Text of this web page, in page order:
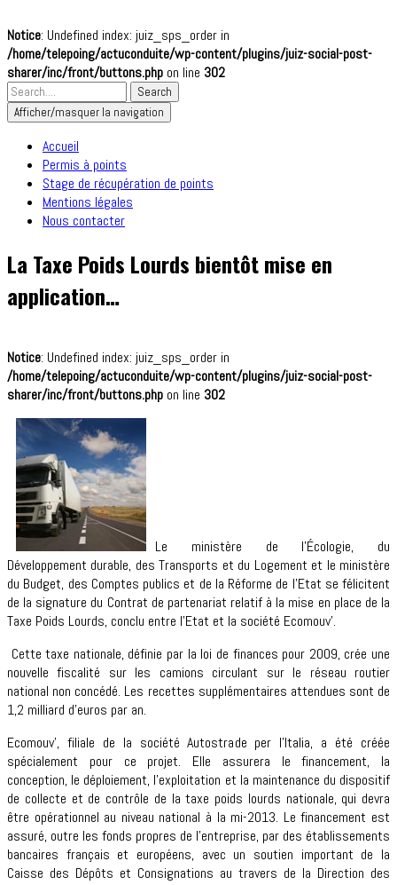
Notice: Undefined index: juiz_sps_order in
/home/telepoing/actuconduite/wp-content/plugins/juiz-social-post-
sharer/inc/front/buttons.php on line 302
Afficher/masquer la navigation
Accueil
Permis à points
Stage de récupération de points
Mentions légales
Nous contacter
La Taxe Poids Lourds bientôt mise en
application…
Notice: Undefined index: juiz_sps_order in
/home/telepoing/actuconduite/wp-content/plugins/juiz-social-post-
sharer/inc/front/buttons.php on line 302
Le ministère de l’Écologie, du
Développement durable, des Transports et du Logement et le ministère
du Budget, des Comptes publics et de la Réforme de l’Etat se félicitent
de la signature du Contrat de partenariat relatif à la mise en place de la
Taxe Poids Lourds, conclu entre l’Etat et la société Ecomouv’.
Cette taxe nationale, définie par la loi de finances pour 2009, crée une
nouvelle fiscalité sur les camions circulant sur le réseau routier
national non concédé. Les recettes supplémentaires attendues sont de
1,2 milliard d’euros par an.
Ecomouv’, filiale de la société Autostrade per l’Italia, a été créée
spécialement pour ce projet. Elle assurera le financement, la
conception, le déploiement, l’exploitation et la maintenance du dispositif
de collecte et de contrôle de la taxe poids lourds nationale, qui devra
être opérationnel au niveau national à la mi-2013. Le financement est
assuré, outre les fonds propres de l’entreprise, par des établissements
bancaires français et européens, avec un soutien important de la
Caisse des Dépôts et Consignations au travers de la Direction des